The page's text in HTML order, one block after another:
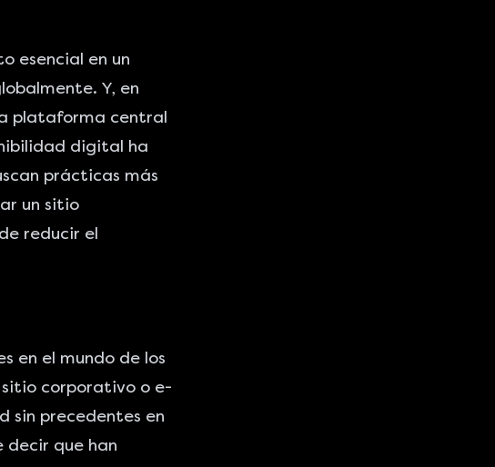
esencial en un
Y, en
plataforma central
digital ha
prácticas más
un sitio
reducir el
en el mundo de los
sitio corporativo o e-
sin precedentes en
decir que han